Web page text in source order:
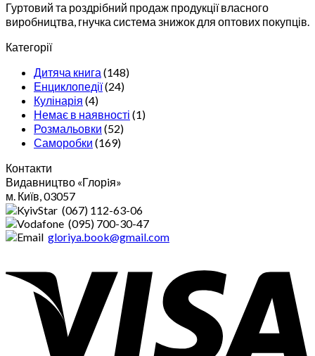
Гуртовий та роздрібний продаж продукції власного
виробництва, гнучка система знижок для оптових покупців.
Категорії
Дитяча книга (148)
Енциклопедії(24)
Кулінарія (4)
Немає в наявності (1)
Розмальовки (52)
Саморобки (169)
Контакти
Видавництво «Глорiя»
м. Київ, 03057
(067) 112-63-06
(095) 700-30-47
gloriya.book@gmail.com